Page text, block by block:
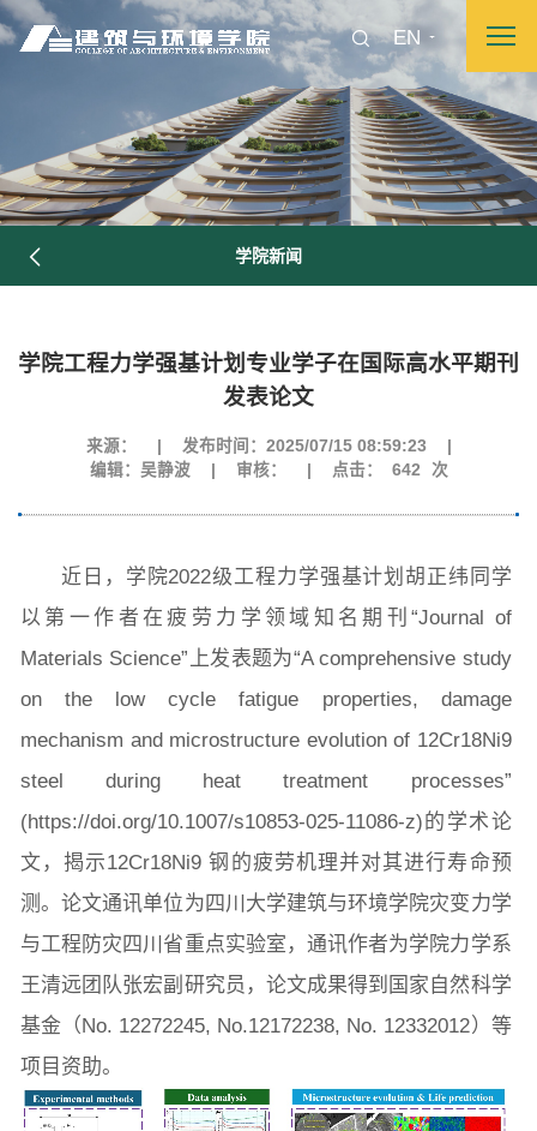
EN
院党委 院行政 院工会 教授委员会
本科教育 研究生教育 继续教育
科研概况 学术动态 科研平台 科研办事流程
创业就业 奖助学金
学院新闻
学院工程力学强基计划专业学子在国际高水平期刊
发表论文
来源： 发布时间：2025/07/15 08:59:23
编辑：吴静波
审核： 点击： 642 次
近日，学院2022级工程力学强基计划胡正纬同学
以第一作者在疲劳力学领域知名期刊“Journal of
Materials Science”上发表题为“A comprehensive study
on the low cycle fatigue properties, damage
mechanism and microstructure evolution of 12Cr18Ni9
steel during heat treatment processes”
(https://doi.org/10.1007/s10853-025-11086-z)的学术论
文，揭示12Cr18Ni9 钢的疲劳机理并对其进行寿命预
测。论文通讯单位为四川大学建筑与环境学院灾变力学
与工程防灾四川省重点实验室，通讯作者为学院力学系
王清远团队张宏副研究员，论文成果得到国家自然科学
基金（No. 12272245, No.12172238, No. 12332012）等
项目资助。